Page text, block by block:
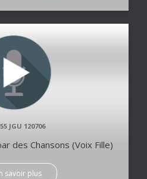
55 JGU 120706
des Chansons (Voix Fille)
savoir plus